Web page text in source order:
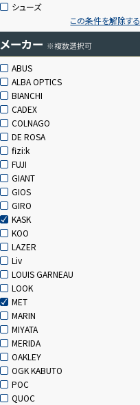
シューズ
この条件を解除する
メーカー ※複数選択可
ABUS
ALBA OPTICS
BIANCHI
CADEX
COLNAGO
DE ROSA
fizi:k
FUJI
GIANT
GIOS
GIRO
KASK
KOO
LAZER
Liv
LOUIS GARNEAU
LOOK
MET
MARIN
MIYATA
MERIDA
OAKLEY
OGK KABUTO
POC
QUOC